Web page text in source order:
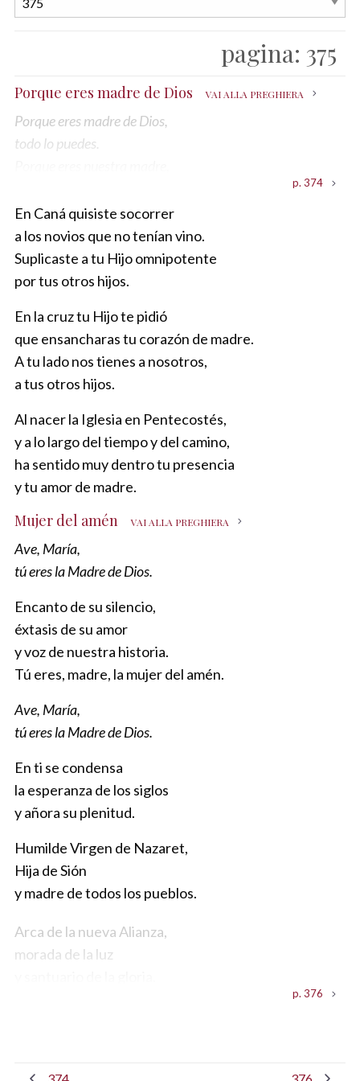
pagina: 375
Porque eres madre de Dios VAI ALLA PREGHIERA
Porque eres madre de Dios,
todo lo puedes.
En tu corazón, María,
Dios y el hombre (bis).
p. 374
En Caná quisiste socorrer
a los novios que no tenían vino.
Suplicaste a tu Hijo omnipotente
por tus otros hijos.
En la cruz tu Hijo te pidió
que ensancharas tu corazón de madre.
A tu lado nos tienes a nosotros,
a tus otros hijos.
Al nacer la Iglesia en Pentecostés,
y a lo largo del tiempo y del camino,
ha sentido muy dentro tu presencia
y tu amor de madre.
Mujer del amén VAI ALLA PREGHIERA
Ave, María,
tú eres la Madre de Dios.
Encanto de su silencio,
éxtasis de su amor
y voz de nuestra historia.
Tú eres, madre, la mujer del amén.
Ave, María,
tú eres la Madre de Dios.
En ti se condensa
la esperanza de los siglos
y añora su plenitud.
Humilde Virgen de Nazaret,
Hija de Sión
y madre de todos los pueblos.
Arca de la nueva Alianza,
morada de la luz
p. 376
374 376